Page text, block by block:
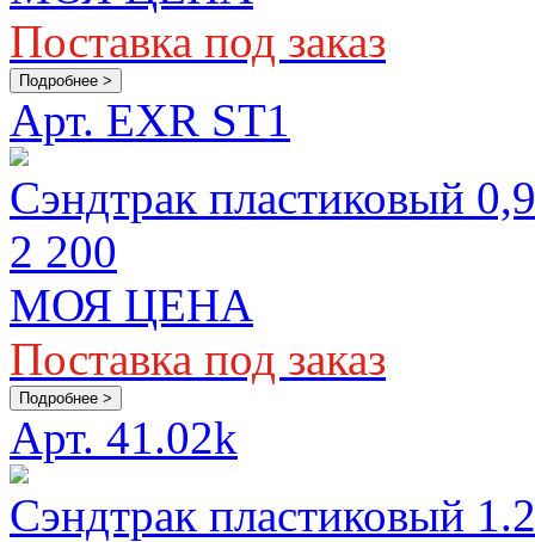
Поставка под заказ
Подробнее >
Арт. EXR ST1
Сэндтрак пластиковый
2 200
МОЯ ЦЕНА
Поставка под заказ
Подробнее >
Арт. 41.02k
Сэндтрак пластиковый